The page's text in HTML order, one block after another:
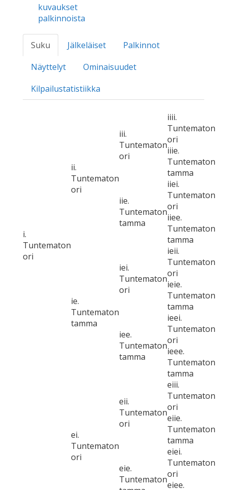
kuvaukset
palkinnoista
Suku Jälkeläiset
Palkinnot
Näyttelyt
Ominaisuudet
Kilpailustatistiikka
i.
Tuntematon
ori
ii.
Tuntematon
ori
iii.
Tuntematon
ori
iiii.
Tuntematon
ori
iiie.
Tuntematon
tamma
iie.
Tuntematon
tamma
iiei.
Tuntematon
ori
iiee.
Tuntematon
tamma
ie.
Tuntematon
tamma
iei.
Tuntematon
ori
ieii.
Tuntematon
ori
ieie.
Tuntematon
tamma
iee.
Tuntematon
tamma
ieei.
Tuntematon
ori
ieee.
Tuntematon
tamma
ei.
Tuntematon
ori
eii.
Tuntematon
ori
eiii.
Tuntematon
ori
eiie.
Tuntematon
tamma
eie.
Tuntematon
eiei.
Tuntematon
ori
eiee.